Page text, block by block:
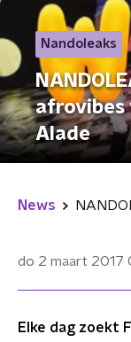
Nandoleaks
afrovibes
Alade
News
do 2 maart 2017
Elke dag zoekt